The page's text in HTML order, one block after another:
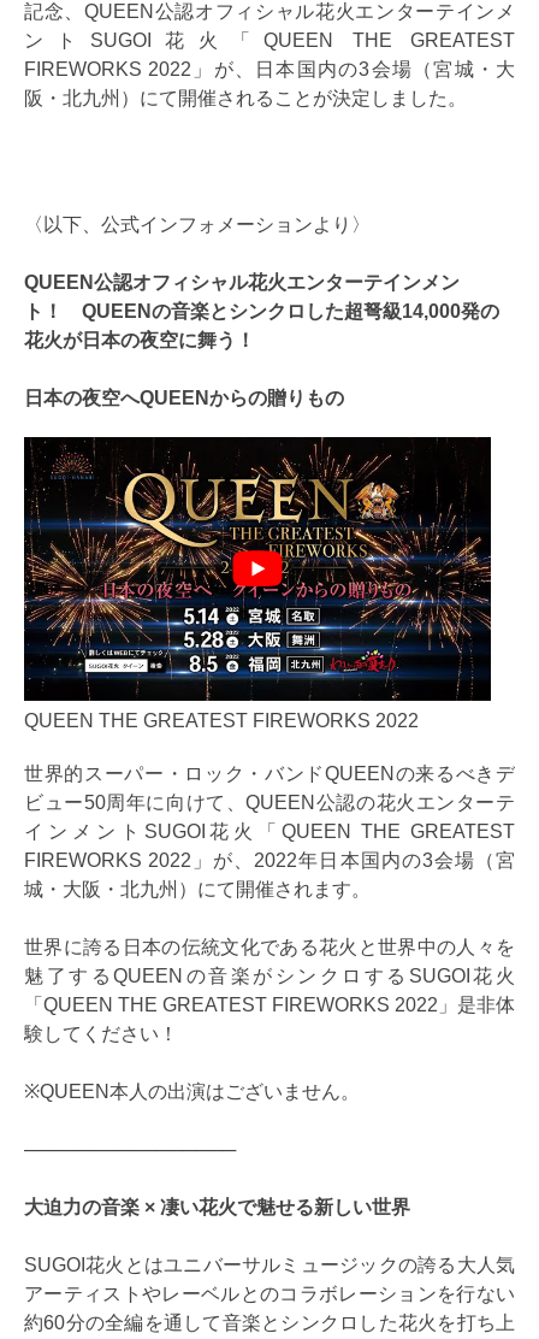
記念、 QUEEN公認オフィシャル花火エンターテインメ
ントSUGOI花火「QUEEN THE GREATEST
FIREWORKS 2022」が、日本国内の3会場（宮城・大
阪・北九州）にて開催されることが決定しました。
〈以下、公式インフォメーションより〉
QUEEN公認オフィシャル花火エンターテインメン
ト！ QUEENの音楽とシンクロした超弩級14,000発の
花火が日本の夜空に舞う！
日本の夜空へQUEENからの贈りもの
QUEEN THE GREATEST FIREWORKS 2022
世界的スーパー・ロック・バンドQUEENの来るべきデ
ビュー50周年に向けて、QUEEN公認の花火エンターテ
インメントSUGOI花火「QUEEN THE GREATEST
FIREWORKS 2022」が、2022年日本国内の3会場（宮
城・大阪・北九州）にて開催されます。
世界に誇る日本の伝統文化である花火と世界中の人々を
魅了するQUEENの音楽がシンクロするSUGOI花火
「QUEEN THE GREATEST FIREWORKS 2022」是非体
験してください！
※QUEEN本人の出演はございません。
────────────────
大迫力の音楽 × 凄い花火で魅せる新しい世界
SUGOI花火とはユニバーサルミュージックの誇る大人気
アーティストやレーベルとのコラボレーションを行ない
約60分の全編を通して音楽とシンクロした花火を打ち上